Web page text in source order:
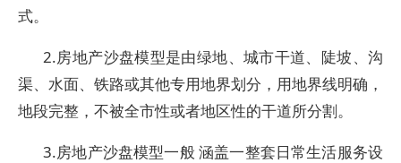
式。
2.房地产沙盘模型是由绿地、城市干道、陡坡、沟
渠、水面、铁路或其他专用地界划分，用地界线明确，
地段完整，不被全市性或者地区性的干道所分割。
3.房地产沙盘模型一般 涵盖一整套日常生活服务设